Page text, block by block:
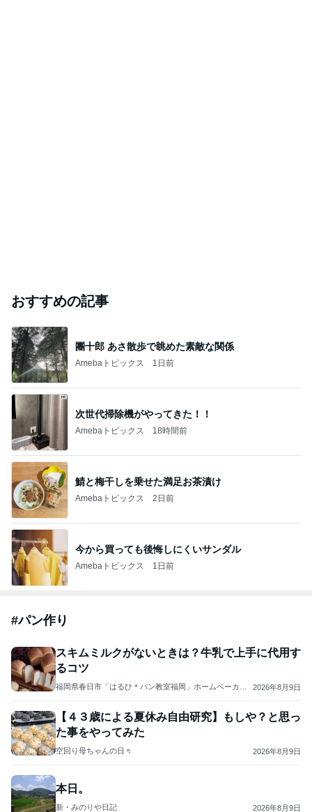
おすすめの記事
團十郎 あさ散歩で眺めた素敵な関係
Amebaトピックス 1日前
次世代掃除機がやってきた！！
Amebaトピックス 18時間前
鯖と梅干しを乗せた満足お茶漬け
Amebaトピックス 2日前
今から買っても後悔しにくいサンダル
Amebaトピックス 1日前
#パン作り
スキムミルクがないときは？牛乳で上手に代用す
るコツ
福岡県春日市「はるひ＊パン教室福岡」ホームベーカリ
2026年8月9日
【４３歳による夏休み自由研究】もしや？と思っ
た事をやってみた
空回り母ちゃんの日々 2026年8月9日
本日。
新・みのりや日記 2026年8月9日